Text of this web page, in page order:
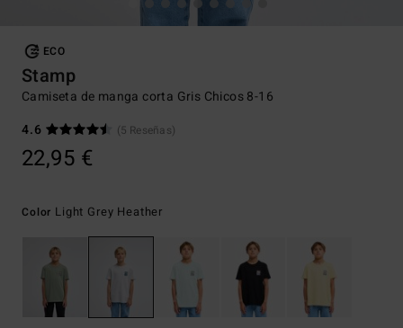
ECO
Stamp
Camiseta de manga corta Gris Chicos 8-16
4.6
(5 Reseñas)
22,95 €
Color Light Grey Heather